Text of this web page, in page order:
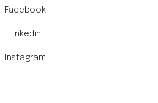
Facebook
Linkedin
Instagram